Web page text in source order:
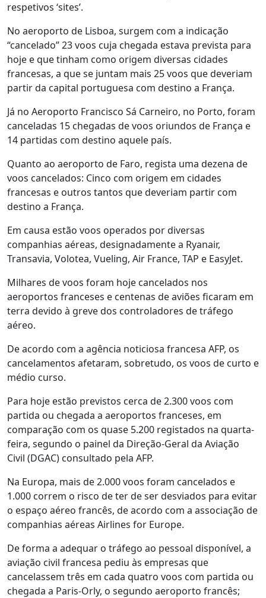
respetivos ‘sites’.
No aeroporto de Lisboa, surgem com a indicação
“cancelado” 23 voos cuja chegada estava prevista para
hoje e que tinham como origem diversas cidades
francesas, a que se juntam mais 25 voos que deveriam
partir da capital portuguesa com destino a França.
Já no Aeroporto Francisco Sá Carneiro, no Porto, foram
canceladas 15 chegadas de voos oriundos de França e
14 partidas com destino aquele país.
Quanto ao aeroporto de Faro, regista uma dezena de
voos cancelados: Cinco com origem em cidades
francesas e outros tantos que deveriam partir com
destino a França.
Em causa estão voos operados por diversas
companhias aéreas, designadamente a Ryanair,
Transavia, Volotea, Vueling, Air France, TAP e EasyJet.
Milhares de voos foram hoje cancelados nos
aeroportos franceses e centenas de aviões ficaram em
terra devido à greve dos controladores de tráfego
aéreo.
De acordo com a agência noticiosa francesa AFP, os
cancelamentos afetaram, sobretudo, os voos de curto e
médio curso.
Para hoje estão previstos cerca de 2.300 voos com
partida ou chegada a aeroportos franceses, em
comparação com os quase 5.200 registados na quarta-
feira, segundo o painel da Direção-Geral da Aviação
Civil (DGAC) consultado pela AFP.
Na Europa, mais de 2.000 voos foram cancelados e
1.000 correm o risco de ter de ser desviados para evitar
o espaço aéreo francês, de acordo com a associação de
companhias aéreas Airlines for Europe.
De forma a adequar o tráfego ao pessoal disponível, a
aviação civil francesa pediu às empresas que
cancelassem três em cada quatro voos com partida ou
chegada a Paris-Orly, o segundo aeroporto francês;